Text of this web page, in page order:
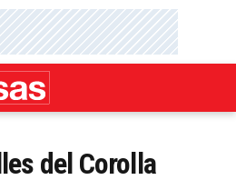
del Corolla